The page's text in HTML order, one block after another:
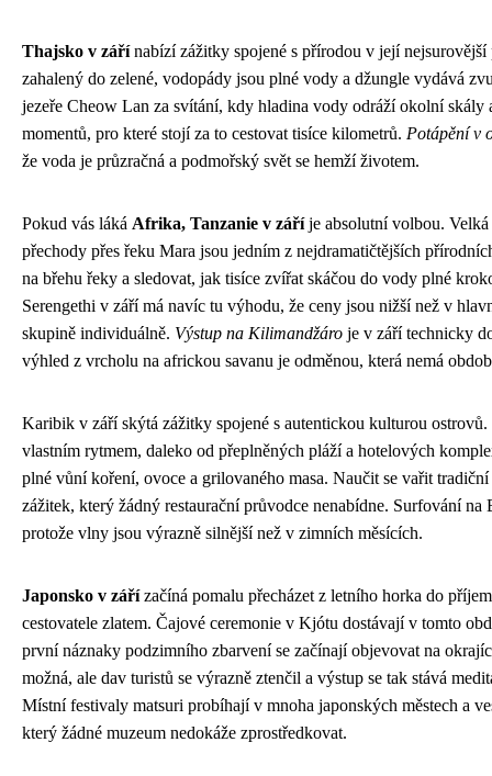
Thajsko v zářínabízí zážitky spojené s přírodou v její
zahalený do zelené, vodopády jsou plné vody a džungle vydává
jezeře Cheow Lan za svítání, kdy hladina vody odráží okolní skály
momentů, pro které stojí za to cestovat tisíce kilometrů. Potápění v
že voda je průzračná a podmořský svět se hemží životem.
Pokud vás láká Afrika, Tanzanie v záříje absolutní volbou. Velká
přechody přes řeku Mara jsou jedním z nejdramatičtějších
na břehu řeky a sledovat, jak tisíce zvířat skáčou do vody plné
Serengethi v září má navíc tu výhodu, že ceny jsou nižší než v
skupině individuálně. Výstup na Kilimandžáro je v září technicky
výhled z vrcholu na africkou savanu je odměnou, která nemá
Karibik v září skýtá zážitky spojené s autentickou kulturou ostrovů.
vlastním rytmem, daleko od přeplněných pláží a hotelových
plné vůní koření, ovoce a grilovaného masa. Naučit se vařit
zážitek, který žádný restaurační průvodce nenabídne. Surfování
protože vlny jsou výrazně silnější než v zimních měsících.
Japonsko v zářízačíná pomalu přecházet z letního horka do
cestovatele zlatem. Čajové ceremonie v Kjótu dostávají v tomto
první náznaky podzimního zbarvení se začínají objevovat na
možná, ale dav turistů se výrazně ztenčil a výstup se tak stává
Místní festivaly matsuri probíhají v mnoha japonských městech a
který žádné muzeum nedokáže zprostředkovat.